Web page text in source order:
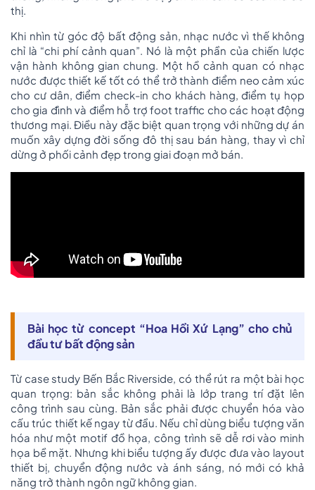
thị.
Khi nhìn từ góc độ bất động sản, nhạc nước vì thế không
chỉ là “chi phí cảnh quan”. Nó là một phần của chiến lược
vận hành không gian chung. Một hồ cảnh quan có nhạc
nước được thiết kế tốt có thể trở thành điểm neo cảm xúc
cho cư dân, điểm check-in cho khách hàng, điểm tụ họp
cho gia đình và điểm hỗ trợ foot traffic cho các hoạt động
thương mại. Điều này đặc biệt quan trọng với những dự án
muốn xây dựng đời sống đô thị sau bán hàng, thay vì chỉ
dừng ở phối cảnh đẹp trong giai đoạn mở bán.
Bài học từ concept “Hoa Hồi Xứ Lạng” cho chủ
đầu tư bất động sản
Từ case study Bến Bắc Riverside, có thể rút ra một bài học
quan trọng: bản sắc không phải là lớp trang trí đặt lên
công trình sau cùng. Bản sắc phải được chuyển hóa vào
cấu trúc thiết kế ngay từ đầu. Nếu chỉ dùng biểu tượng văn
hóa như một motif đồ họa, công trình sẽ dễ rơi vào minh
họa bề mặt. Nhưng khi biểu tượng ấy được đưa vào layout
thiết bị, chuyển động nước và ánh sáng, nó mới có khả
năng trở thành ngôn ngữ không gian.